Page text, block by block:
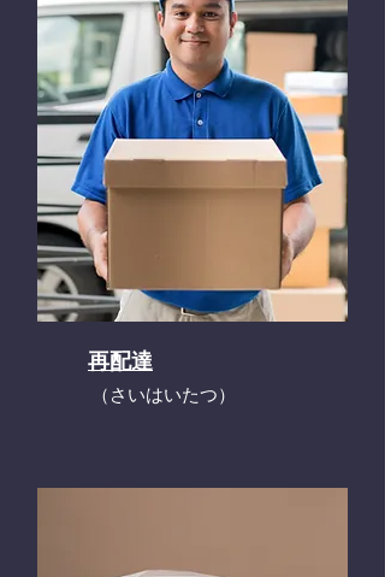
再配達
​（さいはいたつ）